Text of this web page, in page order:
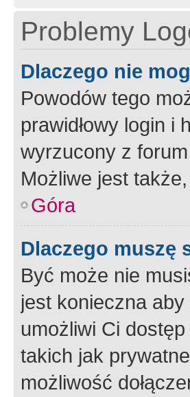
Problemy
Dlaczego nie
Powodów tego
prawidłowy login i
wyrzucony z
Możliwe jest
Góra
Dlaczego muszę
Być może nie
jest konieczna
umożliwi Ci
takich jak
możliwość